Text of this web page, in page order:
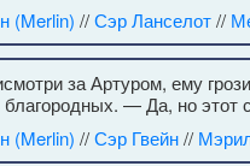
(Merlin) //Сэр Ланселот//
за Артуром, ему
— Да, но этот
(Merlin) //Сэр Гвейн//